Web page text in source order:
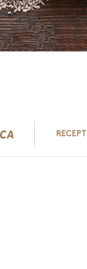
RECEPTI